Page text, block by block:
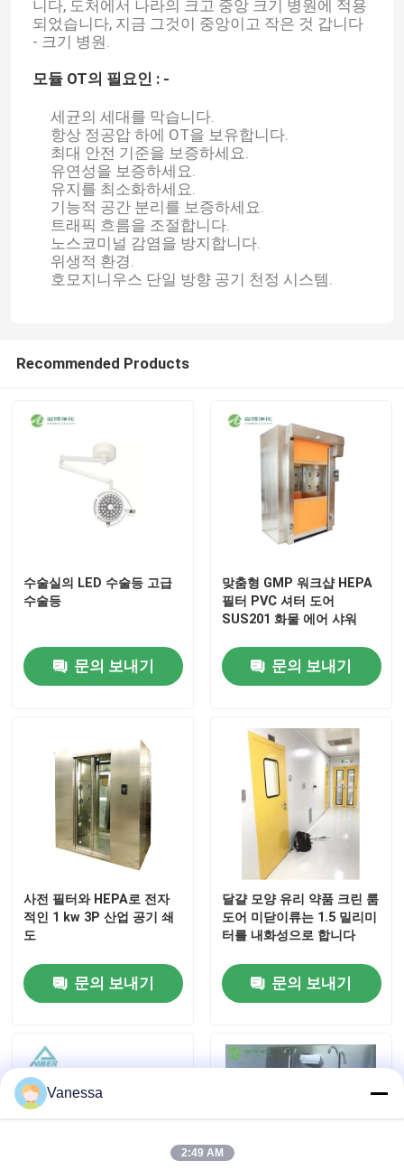
집
우리에 대하여
공장 여행
연락주세요
뉴스
경우
모듈 수술실
니다, 도처에서 나라의 크고 중앙 크기 병원에 적용
되었습니다, 지금 그것이 중앙이고 작은 것 갑니다
- 크기 병원.
모듈 OT의 필요인 : -
세균의 세대를 막습니다.
항상 정공압 하에 OT을 보유합니다.
최대 안전 기준을 보증하세요.
유연성을 보증하세요.
유지를 최소화하세요.
기능적 공간 분리를 보증하세요.
트래픽 흐름을 조절합니다.
노스코미널 감염을 방지합니다.
위생적 환경.
호모지니우스 단일 방향 공기 천정 시스템.
Recommended Products
수술실의 LED 수술등 고급
수술등
문의 보내기
맞춤형 GMP 워크샵 HEPA
필터 PVC 셔터 도어
SUS201 화물 에어 샤워
문의 보내기
사전 필터와 HEPA로 전자
적인 1 kw 3P 산업 공기 쇄
도
문의 보내기
달걀 모양 유리 약품 크린 룸
도어 미닫이류는 1.5 밀리미
터를 내화성으로 합니다
문의 보내기
Vanessa
2:49 AM